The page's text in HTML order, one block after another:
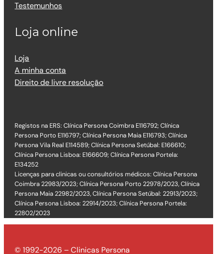
Testemunhos
Loja online
Loja
A minha conta
Direito de livre resolução
Registos na ERS: Clínica Persona Coimbra E116792; Clínica
Persona Porto E116797; Clínica Persona Maia E116793; Clínica
Persona Vila Real E114589; Clínica Persona Setúbal: E166610;
Clínica Persona Lisboa: E166609; Clínica Persona Portela:
E134252
Licenças para clinicas ou consultórios médicos: Clínica Persona
Coimbra 22983/2023; Clínica Persona Porto 22978/2023, Clínica
Persona Maia 22982/2023, Clínica Persona Setúbal: 22913/2023;
Clínica Persona Lisboa: 22914/2023; Clínica Persona Portela:
22802/2023
© 1992-2026 – Clinicas Persona